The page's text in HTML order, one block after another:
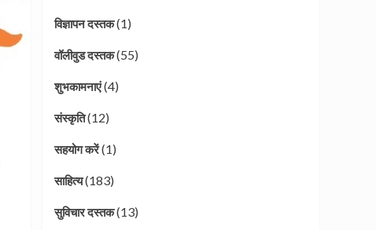
विज्ञापन दस्तक(1)
वॉलीवुड दस्तक(55)
शुभकामनाएं(4)
संस्कृति(12)
सहयोग करें(1)
साहित्य(183)
सुविचार दस्तक(13)